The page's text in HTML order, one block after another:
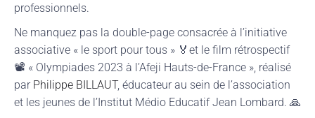
professionnels.
Ne manquez pas la double-page consacrée à l’initiative
associative « le sport pour tous » 🏅et le film rétrospectif
📽️ « Olympiades 2023 à l’Afeji Hauts-de-France », réalisé
par Philippe BILLAUT, éducateur au sein de l’association
et les jeunes de l’Institut Médio Educatif Jean Lombard. 🙏